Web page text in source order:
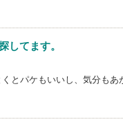
してます。
とパケもいいし、気分も